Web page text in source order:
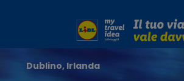
Dublino, Irlanda